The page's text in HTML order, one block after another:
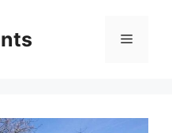
Меню